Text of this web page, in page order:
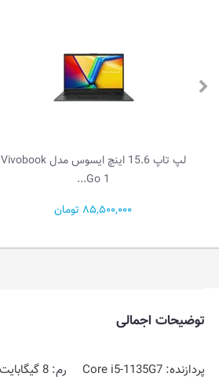
لپ تاپ 14.0 اینچ ایسوس مدل Vivobook
Go 1...
49,000,000 تومان
توضیحات اجمالی
پردازنده: Core i5-1135G7 رم: 8 گیگابایت گرافیک: Intel UHD Graphics فضای ذخیره سازی: 1TB SSD